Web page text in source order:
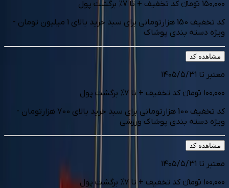
۱۵۰٬۰۰۰ تومانء کد تخفیف + تا 7
% برگشت پول
کد تخفیف 150 هزارتومانی برای سبد خرید بالای 1 میلیون تومان -
ویژه دسته بندی پوشاک
مشاهده کد
معتبر تا ۱۴۰۵/۵/۳۱
۱۰۰٬۰۰۰ تومانء کد تخفیف + تا 7
% برگشت پول
کد تخفیف 100 هزارتومانی برای سبد خرید بالای 700 هزارتومان -
ویژه دسته بندی پوشاک ورزشی
مشاهده کد
معتبر تا ۱۴۰۵/۵/۳۱
۱۰۰٬۰۰۰ تومانء کد تخفیف + تا 7
% برگشت پول